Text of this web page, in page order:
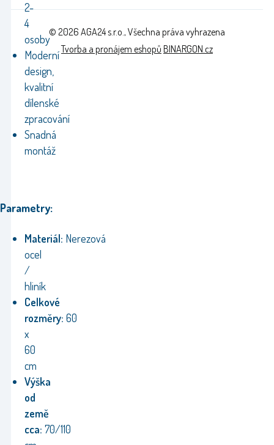
2-
4
osoby
Moderní
design,
kvalitní
dílenské
zpracování
Snadná
montáž
Parametry:
Materiál: Nerezová
ocel
/
hliník
Celkové
rozměry: 60
x
60
cm
Výška
od
země
cca: 70/110
© 2026 AGA24 s.r.o., Všechna práva vyhrazena
Tvorba a pronájem eshopů BINARGON.cz